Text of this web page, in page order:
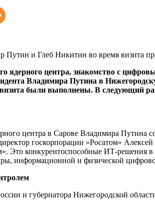
Путин и Глеб Никитин во время визита
ядерного центра, знакомство с
Владимира Путина в
были выполнены. В следующий
центра в Сарове Владимира Путина
госкорпорации «Росатом»
Это конкурентоспособные ИТ-решения
информационной и физической
и губернатора Нижегородской